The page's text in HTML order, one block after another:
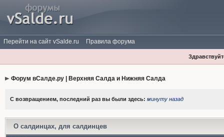
Перейти на сайт vSalde.ru Правила форума
Форум вСалде.ру | Верхняя Салда и Нижняя Салда
С возвращением, последний раз вы были здесь: минуту назад
О салдинцах, для салдинцев